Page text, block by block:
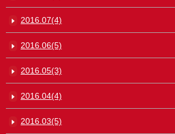
2016.07(4)
2016.06(5)
2016.05(3)
2016.04(4)
2016.03(5)